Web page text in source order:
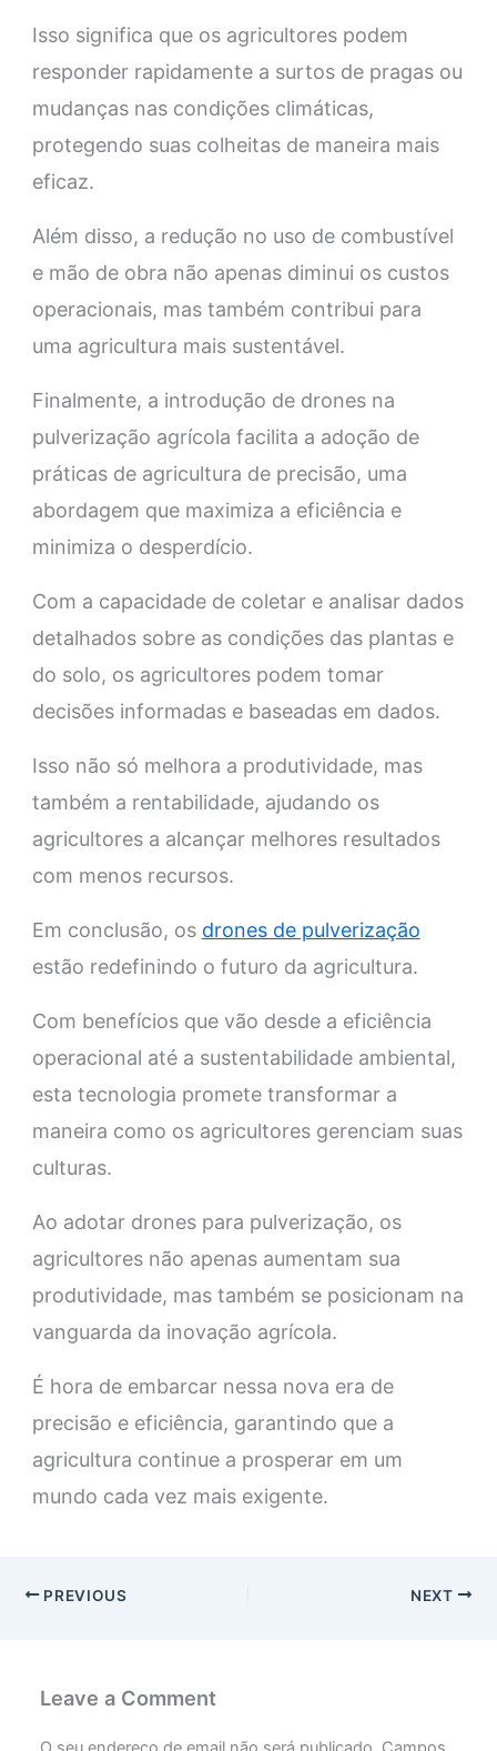
Isso significa que os agricultores podem
responder rapidamente a surtos de pragas ou
mudanças nas condições climáticas,
protegendo suas colheitas de maneira mais
eficaz.
Além disso, a redução no uso de combustível
e mão de obra não apenas diminui os custos
operacionais, mas também contribui para
uma agricultura mais sustentável.
Finalmente, a introdução de drones na
pulverização agrícola facilita a adoção de
práticas de agricultura de precisão, uma
abordagem que maximiza a eficiência e
minimiza o desperdício.
Com a capacidade de coletar e analisar dados
detalhados sobre as condições das plantas e
do solo, os agricultores podem tomar
decisões informadas e baseadas em dados.
Isso não só melhora a produtividade, mas
também a rentabilidade, ajudando os
agricultores a alcançar melhores resultados
com menos recursos.
Em conclusão, os drones de pulverização
estão redefinindo o futuro da agricultura.
Com benefícios que vão desde a eficiência
operacional até a sustentabilidade ambiental,
esta tecnologia promete transformar a
maneira como os agricultores gerenciam suas
culturas.
Ao adotar drones para pulverização, os
agricultores não apenas aumentam sua
produtividade, mas também se posicionam na
vanguarda da inovação agrícola.
É hora de embarcar nessa nova era de
precisão e eficiência, garantindo que a
agricultura continue a prosperar em um
mundo cada vez mais exigente.
PREVIOUS NEXT
Leave a Comment